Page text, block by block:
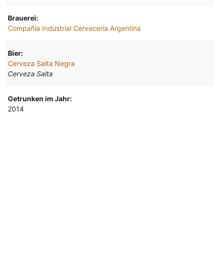
Brauerei:
Compañía Industrial Cervecería Argentina
Bier:
Cerveza Salta Negra
Cerveza Salta
Getrunken im Jahr:
2014